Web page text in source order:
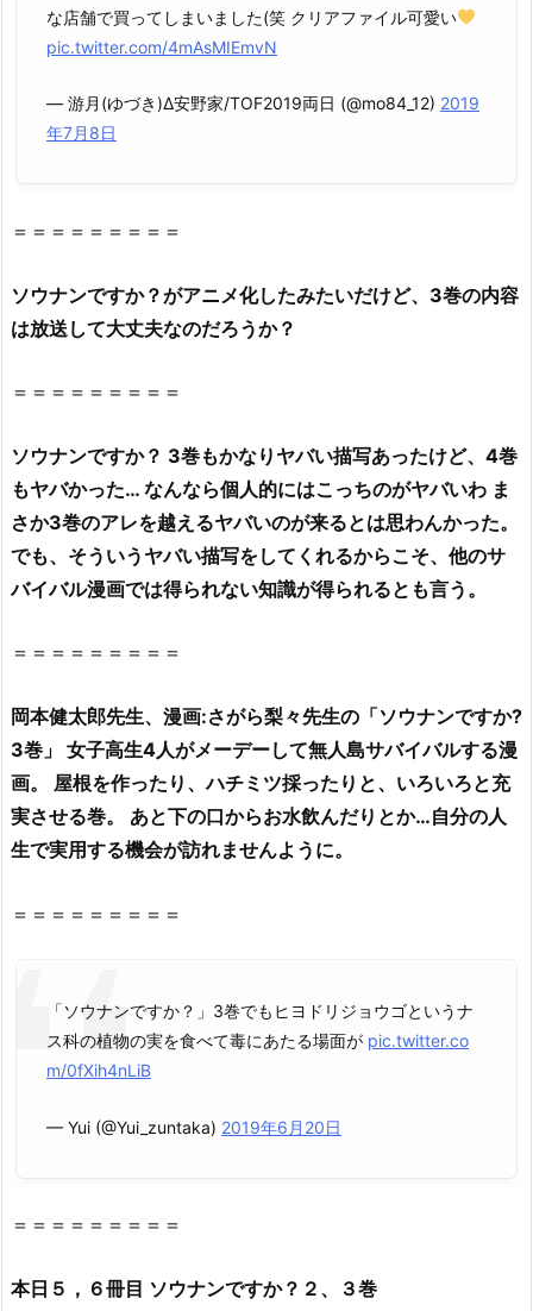
介！
『ソ
で
か？
3
の
星
の
ロ
ミ
画
ク
ロ
ン）
や
z
p、
読
は
な店舗で買ってしまいました(笑 クリアファイル可愛い
pic.twitter.com/4mAsMIEmvN
— 游月(ゆづき)Δ安野家/TOF2019両日 (@mo84_12) 2019
年7月8日
＝＝＝＝＝＝＝＝＝
ソウナンですか？がアニメ化したみたいだけど、3巻の内容
は放送して大丈夫なのだろうか？
＝＝＝＝＝＝＝＝＝
ソウナンですか？ 3巻もかなりヤバい描写あったけど、4巻
もヤバかった… なんなら個人的にはこっちのがヤバいわ ま
さか3巻のアレを越えるヤバいのが来るとは思わんかった。
でも、そういうヤバい描写をしてくれるからこそ、他のサ
バイバル漫画では得られない知識が得られるとも言う。
＝＝＝＝＝＝＝＝＝
岡本健太郎先生、漫画:さがら梨々先生の「ソウナンですか?
3巻」 女子高生4人がメーデーして無人島サバイバルする漫
画。 屋根を作ったり、ハチミツ採ったりと、いろいろと充
実させる巻。 あと下の口からお水飲んだりとか…自分の人
生で実用する機会が訪れませんように。
＝＝＝＝＝＝＝＝＝
「ソウナンですか？」3巻でもヒヨドリジョウゴというナ
ス科の植物の実を食べて毒にあたる場面が pic.twitter.co
m/0fXih4nLiB
— Yui (@Yui_zuntaka) 2019年6月20日
＝＝＝＝＝＝＝＝＝
本日５，６冊目 ソウナンですか？２、３巻